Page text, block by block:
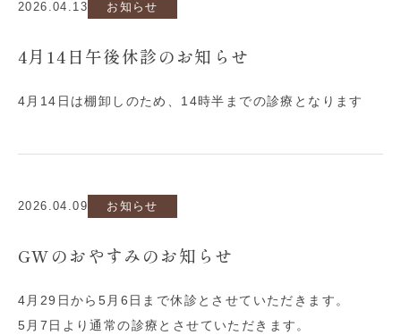
2026.04.13 お知らせ
4月14日午後休診のお知らせ
4月14日は棚卸しのため、14時半までの診療となります
2026.04.09 お知らせ
GWのおやすみのお知らせ
4月29日から5月6日まで休診とさせていただきます。
5月7日より通常の診療とさせていただきます。